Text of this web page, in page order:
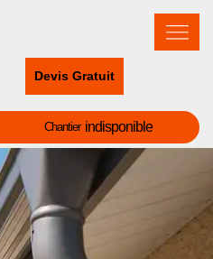
Devis Gratuit
Chantier indisponible